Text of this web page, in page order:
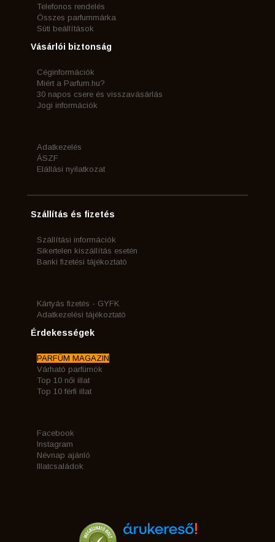
Telefonos rendelés
Összes parfummárka
Süti beállítások
Vásárlói biztonság
Céginformációk
Miért a Parfum.hu?
30 napos csere és visszavásárlás
Jogi információk
Adatkezelés
ÁSZF
Elállási nyilatkozat
Szállítás és fizetés
Szállítási információk
Sikertelen kiszállítás esetén
Banki fizetési tájékoztató
Kártyás fizetés - GYFK
Adatkezelési tájékoztató
Érdekességek
PARFÜM MAGAZIN
Várható parfümök
Top 10 női illat
Top 10 férfi illat
Facebook
Instagram
Névnap ajánló
Illatcsaládok